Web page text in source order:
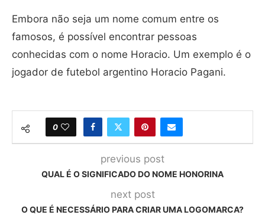
Embora não seja um nome comum entre os
famosos, é possível encontrar pessoas
conhecidas com o nome Horacio. Um exemplo é o
jogador de futebol argentino Horacio Pagani.
0
previous post
QUAL É O SIGNIFICADO DO NOME HONORINA
next post
O QUE É NECESSÁRIO PARA CRIAR UMA LOGOMARCA?